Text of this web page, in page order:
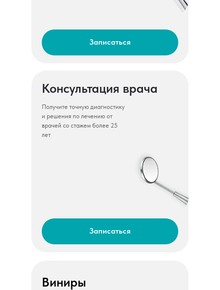
Записаться
Виниры
Консультация врача
Получите точную диагностику
и решения по лечению от
врачей со стажем более 25
лет
Записаться